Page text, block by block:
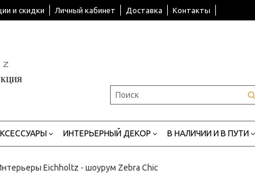
и скидки Личный кабинет Доставка Контакты
ИНТЕРЬЕРНЫЙ ДЕКОР В НАЛИЧИИ И В ПУТИ
Eichholtz - шоурум Zebra Chic